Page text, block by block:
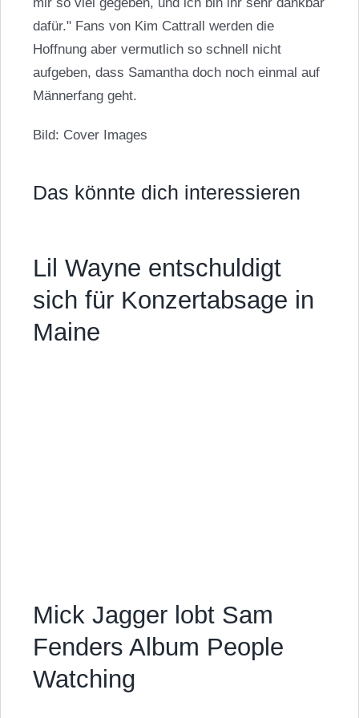
mir so viel gegeben, und ich bin ihr sehr dankbar
dafür." Fans von Kim Cattrall werden die
Hoffnung aber vermutlich so schnell nicht
aufgeben, dass Samantha doch noch einmal auf
Männerfang geht.
Bild: Cover Images
Das könnte dich interessieren
Lil Wayne entschuldigt
sich für Konzertabsage in
Maine
Mick Jagger lobt Sam
Fenders Album People
Watching